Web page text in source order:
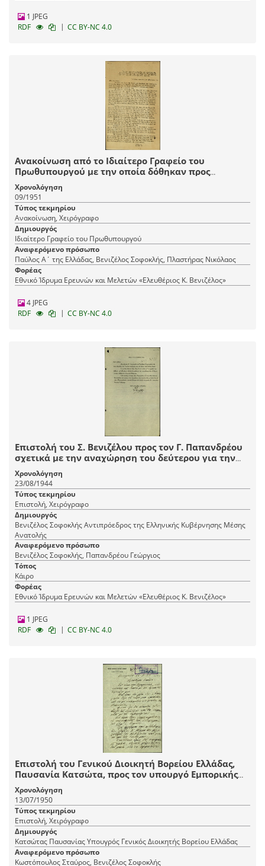
1 JPEG
RDF
| CC BY-NC 4.0
Ανακοίνωση από το Ιδιαίτερο Γραφείο του
Πρωθυπουργού με την οποία δόθηκαν προς
δημοσίευση επιστολές που ανταλλάχτηκαν μεταξύ
του βασιλιά Παύλου και του αρχηγού του
Ελληνικού Συναγερμού, Αλ. Παπάγου.
Χρονολόγηση
09/1951
Τύπος τεκμηρίου
Ανακοίνωση, Χειρόγραφο
Δημιουργός
Ιδιαίτερο Γραφείο του Πρωθυπουργού
Αναφερόμενο πρόσωπο
Παύλος Α΄ της Ελλάδας, Βενιζέλος Σοφοκλής, Πλαστήρας Νικόλαος
Φορέας
Εθνικό Ίδρυμα Ερευνών και Μελετών «Ελευθέριος Κ. Βενιζέλος»
4 JPEG
RDF
| CC BY-NC 4.0
Επιστολή του Σ. Βενιζέλου προς τον Γ. Παπανδρέου
σχετικά με την αναχώρηση του δεύτερου για την
Ιταλία και τη μη ενημέρωση του γράφοντος και του
Υπουργικού Συμβουλίου.
Χρονολόγηση
23/08/1944
Τύπος τεκμηρίου
Επιστολή, Χειρόγραφο
Δημιουργός
Βενιζέλος Σοφοκλής Αντιπρόεδρος της Ελληνικής Κυβέρνησης Μέσης
Ανατολής
Αναφερόμενο πρόσωπο
Βενιζέλος Σοφοκλής, Παπανδρέου Γεώργιος
Τόπος
Κάιρο
Φορέας
Εθνικό Ίδρυμα Ερευνών και Μελετών «Ελευθέριος Κ. Βενιζέλος»
1 JPEG
RDF
| CC BY-NC 4.0
Επιστολή του Γενικού Διοικητή Βορείου Ελλάδας,
Παυσανία Κατσώτα, προς τον υπουργό Εμπορικής
Ναυτιλίας Σταύρο Κωστόπουλο με την οποία
εκφράζει τη διαμαρτυρία του για τη στάση του
Λεωνίδα (Ιασωνίδη) και ενημερώνει για την
απόφασή του να παραιτηθεί μετά την άφιξη του
προέδρου στη Μακεδονία.
Χρονολόγηση
13/07/1950
Τύπος τεκμηρίου
Επιστολή, Χειρόγραφο
Δημιουργός
Κατσώτας Παυσανίας Υπουγρός Γενικός Διοικητής Βορείου Ελλάδας
Αναφερόμενο πρόσωπο
Κωστόπουλος Σταύρος, Βενιζέλος Σοφοκλής